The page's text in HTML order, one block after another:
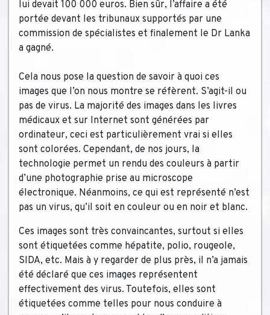
lui devait 100 000 euros. Bien sûr, l’affaire a été
portée devant les tribunaux supportés par une
commission de spécialistes et finalement le Dr Lanka
a gagné.
Cela nous pose la question de savoir à quoi ces
images que l’on nous montre se réfèrent. S’agit-il ou
pas de virus. La majorité des images dans les livres
médicaux et sur Internet sont générées par
ordinateur, ceci est particulièrement vrai si elles
sont colorées. Cependant, de nos jours, la
technologie permet un rendu des couleurs à partir
d’une photographie prise au microscope
électronique. Néanmoins, ce qui est représenté n’est
pas un virus, qu’il soit en couleur ou en noir et blanc.
Ces images sont très convaincantes, surtout si elles
sont étiquetées comme hépatite, polio, rougeole,
SIDA, etc. Mais à y regarder de plus près, il n’a jamais
été déclaré que ces images représentent
effectivement des virus. Toutefois, elles sont
étiquetées comme telles pour nous conduire à